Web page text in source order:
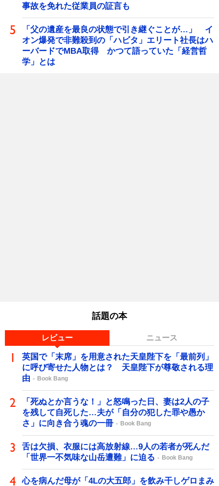
事故を免れた従業員の証言も
「父の遺産を最良の状態で引き継ぐことが…」 イ
オン爆発で非難殺到の「ハビタ」エリート社長はハ
ーバードでMBA取得 かつて語っていた「経営哲
学」とは
話題の本
レビュー ニュース
英国で「末席」を用意された天皇陛下を「最前列」
に呼び寄せた人物とは？ 天皇陛下が尊敬される理
由
Book Bang
「死ぬとか言うな！」と怒鳴った日、妻は2人の子
を残して自死した…夫が「自分の犯した罪や愚か
さ」に向き合う魂の一冊
Book Bang
舌は欠損、衣服には高放射線…9人の若者が死んだ
「世界一不気味な山岳遭難」に迫る
Book Bang
心を病んだ母が「4Lの大五郎」を飲み干しゲロまみ